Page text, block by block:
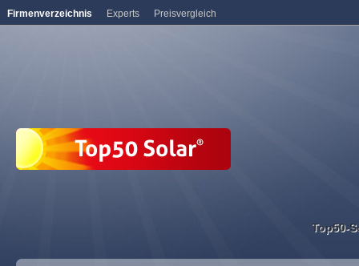
Top50-
Firmenverzeichnis Experts Preisvergleich